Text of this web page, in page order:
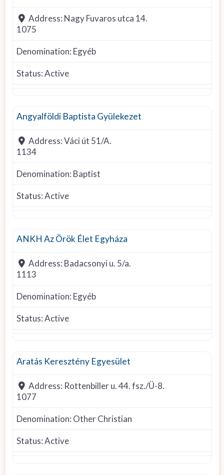
Address: Nagy Fuvaros utca 14.
1075
Denomination: Egyéb
Status:Active
Angyalföldi Baptista Gyülekezet
Address:Váci út 51/A.
1134
Denomination: Baptist
Status:Active
ANKH Az Örök Élet Egyháza
Address: Badacsonyi u. 5/a.
1113
Denomination: Egyéb
Status:Active
Aratás Keresztény Egyesület
Address: Rottenbiller u. 44. fsz./Ü-8.
1077
Denomination: Other Christian
Status:Active